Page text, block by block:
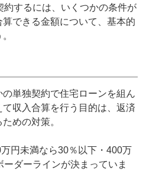
するには、いくつかの条件が
できる金額について、基本的
単独契約で住宅ローンを組ん
収入合算を行う目的は、返済
めの対策。
円未満なら30％以下・400万
ダーラインが決まっていま